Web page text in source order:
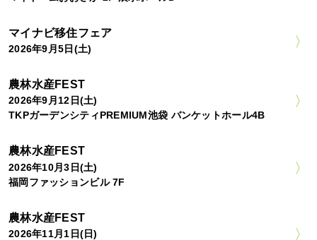
マイナビ移住フェア
2026年9月5日(土)
農林水産FEST
2026年9月12日(土)
TKPガーデンシティPREMIUM池袋 バンケットホール4B
農林水産FEST
2026年10月3日(土)
福岡ファッションビル 7F
農林水産FEST
2026年11月1日(日)